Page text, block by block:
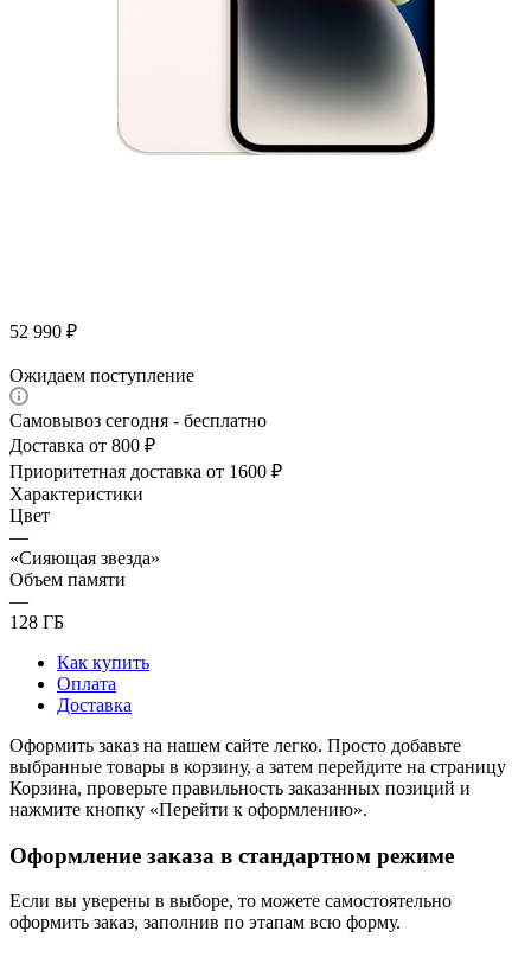
52 990 ₽
Ожидаем поступление
Самовывоз сегодня - бесплатно
Доставка от 800 ₽
Приоритетная доставка от 1600 ₽
Характеристики
Цвет
—
«Сияющая звезда»
Объем памяти
—
128 ГБ
Как купить
Оплата
Доставка
Оформить заказ на нашем сайте легко. Просто добавьте
выбранные товары в корзину, а затем перейдите на страницу
Корзина, проверьте правильность заказанных позиций и
нажмите кнопку «Перейти к оформлению».
Оформление заказа в стандартном режиме
Если вы уверены в выборе, то можете самостоятельно
оформить заказ, заполнив по этапам всю форму.